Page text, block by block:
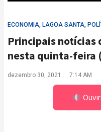
ECONOMIA, LAGOA SANTA,
Principais notícias
nesta quinta-feira
dezembro 30, 2021 7:14 AM